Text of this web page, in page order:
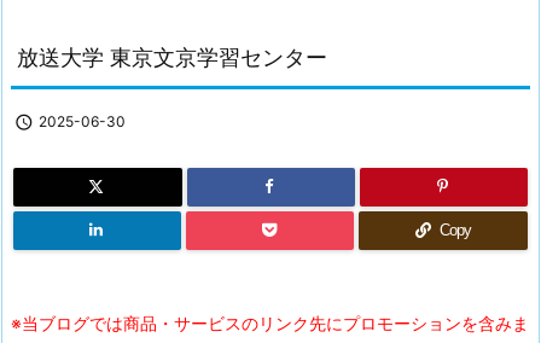
放送大学 東京文京学習センター
 2025-06-30
Copy
※当ブログでは商品・サービスのリンク先にプロモーションを含みま